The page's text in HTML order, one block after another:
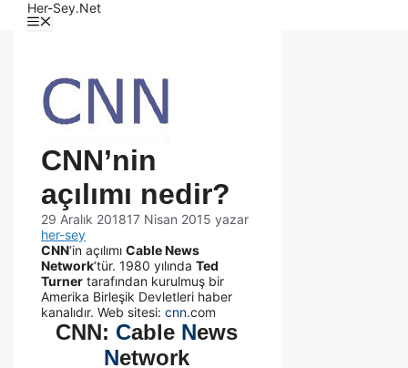
Her-Sey.Net
CNN’nin
açılımı nedir?
29 Aralık 201817 Nisan 2015 yazar
her-sey
CNN‘in açılımı Cable News
Network‘tür. 1980 yılında Ted
Turner tarafından kurulmuş bir
Amerika Birleşik Devletleri haber
kanalıdır. Web sitesi: cnn.com
CNN: Cable News
Network